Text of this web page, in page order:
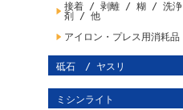
接着 / 剥離 / 糊 / 洗浄
剤 / 他
アイロン・プレス用消耗品
砥石 / ヤスリ
ミシンライト